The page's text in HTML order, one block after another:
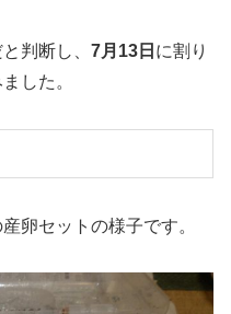
判断し、 7月13日 に割り
した。
卵セットの様子です。